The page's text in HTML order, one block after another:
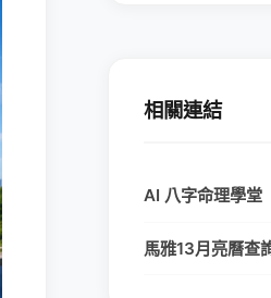
相關連結
AI 八字命理學堂
馬雅13月亮曆查